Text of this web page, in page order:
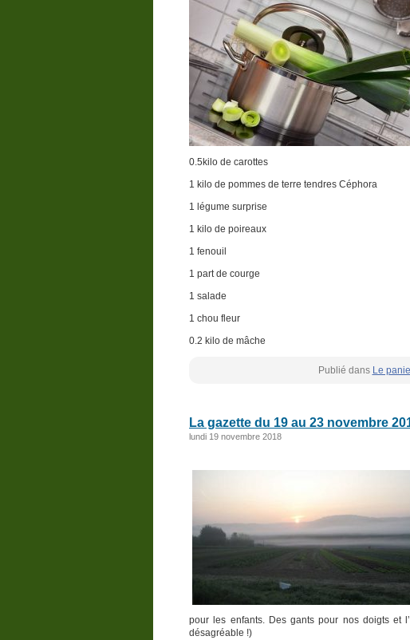
0.5kilo de carottes
1 kilo de pommes de terre tendres Céphora
1 légume surprise
1 kilo de poireaux
1 fenouil
1 part de courge
1 salade
1 chou fleur
0.2 kilo de mâche
Publié dans Le
La gazette du 19 au 23 novembre
lundi 19 novembre 2018
pour les enfants. Des gants pour nos doigts et
désagréable !)